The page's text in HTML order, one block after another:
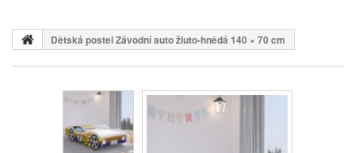
Dětská postel Závodní auto žluto-hnědá 140 × 70 cm